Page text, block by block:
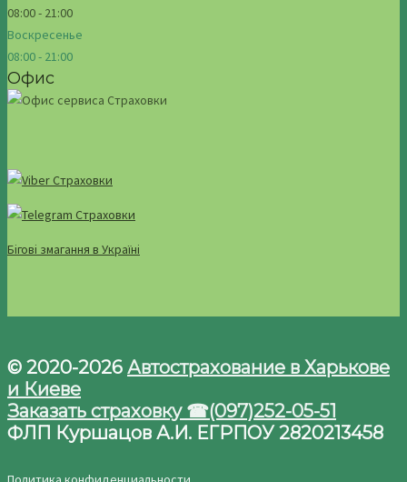
08:00 - 21:00
Воскресенье
08:00 - 21:00
Офис
Бігові змагання в Україні
© 2020-2026 Автострахование в Харькове
и Киеве
Заказать страховку ☎(097)252-05-51
ФЛП Куршацов А.И. ЕГРПОУ 2820213458